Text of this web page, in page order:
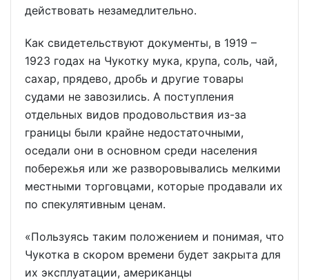
действовать незамедлительно.
Как свидетельствуют документы, в 1919 –
1923 годах на Чукотку мука, крупа, соль, чай,
сахар, прядево, дробь и другие товары
судами не завозились. А поступления
отдельных видов продовольствия из-за
границы были крайне недостаточными,
оседали они в основном среди населения
побережья или же разворовывались мелкими
местными торговцами, которые продавали их
по спекулятивным ценам.
«Пользуясь таким положением и понимая, что
Чукотка в скором времени будет закрыта для
их эксплуатации, американцы